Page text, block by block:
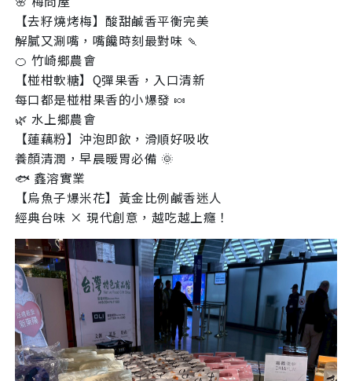
【去籽燒烤梅】酸甜鹹香平衡完美
解膩又涮嘴，嘴饞時刻最對味 🍡
🍊 竹崎鄉農會
【椪柑軟糖】Q彈果香，入口清新
每口都是椪柑果香的小爆發 🍬
🌿 水上鄉農會
【蓮藕粉】沖泡即飲，滑順好吸收
養顏清潤，早晨暖胃必備 🌞
🐟 鑫溶實業
【烏魚子爆米花】黃金比例鹹香迷人
經典台味 × 現代創意，越吃越上癮！
要註冊嗎？
嗨~這個 LINE 帳號還沒有註冊過，
只要驗證手機號碼就能完成註冊。
繼續註冊
請加入LINE好友
加入「嘉義優鮮」LINE 好友，
才能繼續註冊喔。
返回 繼續註冊
註冊完成
註冊完成了！
開始填寫申請資料吧~
填寫申請資料
返回首頁
確認
要申請新產品嗎？
您的申請資料正在等候審查中，
要申請新產品嗎？
查看申請進度 申請新產品
返回首頁
想知道怎麼做更容易通過審核嗎？
看看申請教學吧！
如果你已經準備好了，
點擊「直接申請」按鈕開始填寫申請表。
直接申請 看密笈
返回首頁